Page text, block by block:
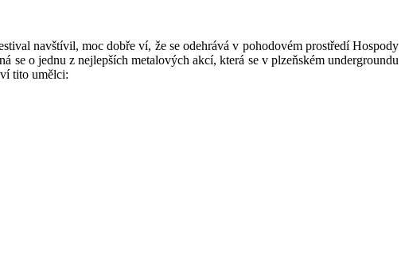
navštívil, moc dobře ví, že se odehrává v pohodovém prostředí Hospody
se o jednu z nejlepších metalových akcí, která se v plzeňském undergroundu
tito umělci: